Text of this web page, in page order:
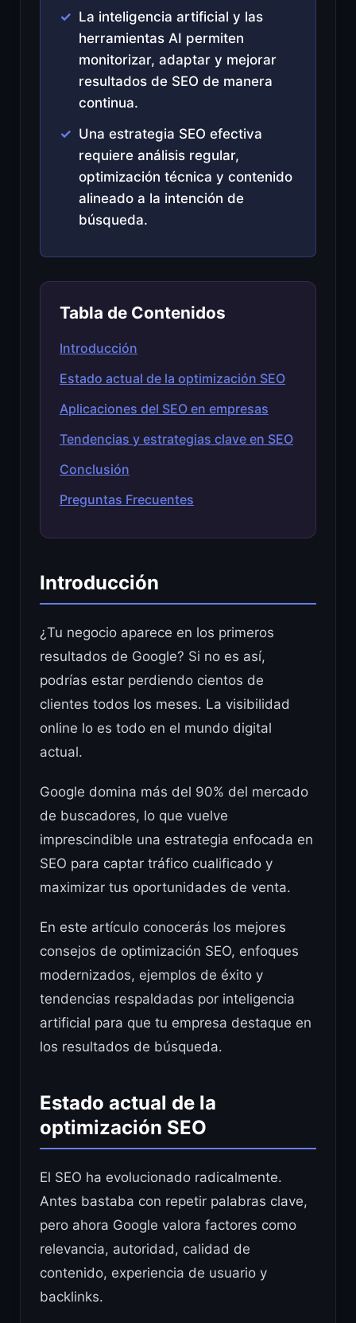
La inteligencia artificial y las
herramientas AI permiten
monitorizar, adaptar y mejorar
resultados de SEO de manera
continua.
Una estrategia SEO efectiva
requiere análisis regular,
optimización técnica y contenido
alineado a la intención de
búsqueda.
Tabla de Contenidos
Introducción
Estado actual de la optimización SEO
Aplicaciones del SEO en empresas
Tendencias y estrategias clave en SEO
Conclusión
Preguntas Frecuentes
Introducción
¿Tu negocio aparece en los primeros
resultados de Google? Si no es así,
podrías estar perdiendo cientos de
clientes todos los meses. La visibilidad
online lo es todo en el mundo digital
actual.
Google domina más del 90% del mercado
de buscadores, lo que vuelve
imprescindible una estrategia enfocada en
SEO para captar tráfico cualificado y
maximizar tus oportunidades de venta.
En este artículo conocerás los mejores
consejos de optimización SEO, enfoques
modernizados, ejemplos de éxito y
tendencias respaldadas por inteligencia
artificial para que tu empresa destaque en
los resultados de búsqueda.
Estado actual de la
optimización SEO
El SEO ha evolucionado radicalmente.
Antes bastaba con repetir palabras clave,
pero ahora Google valora factores como
relevancia, autoridad, calidad de
contenido, experiencia de usuario y
backlinks.